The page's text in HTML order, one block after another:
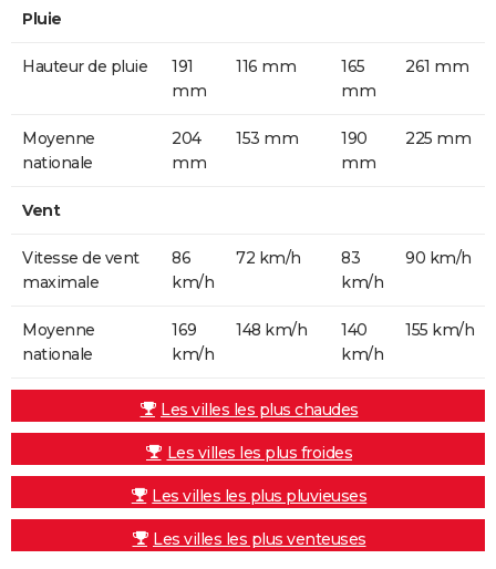
Pluie
Hauteur de pluie
191
mm
116 mm
165
mm
261 mm
Moyenne
nationale
204
mm
153 mm
190
mm
225 mm
Vent
Vitesse de vent
maximale
86
km/h
72 km/h
83
km/h
90 km/h
Moyenne
nationale
169
km/h
148 km/h
140
km/h
155 km/h
Les villes les plus chaudes
Les villes les plus froides
Les villes les plus pluvieuses
Les villes les plus venteuses